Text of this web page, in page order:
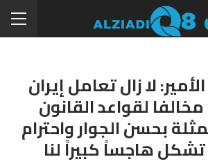
لا زال تعامل إيران
لقواعد القانون
بحسن الجوار واحترام
هاجساً كبيراً لنا